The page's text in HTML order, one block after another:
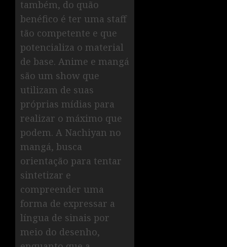
também, do quão
benéfico é ter uma staff
tão competente e que
potencializa o material
de base. Anime e mangá
são um show que
utilizam de suas
próprias mídias para
realizar o máximo que
podem. A Nachiyan no
mangá, busca
orientação para tentar
sintetizar e
compreender uma
forma de expressar a
língua de sinais por
meio do desenho,